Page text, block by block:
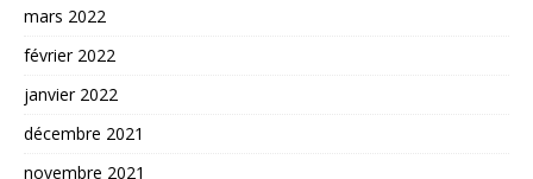
mars 2022
février 2022
janvier 2022
décembre 2021
novembre 2021